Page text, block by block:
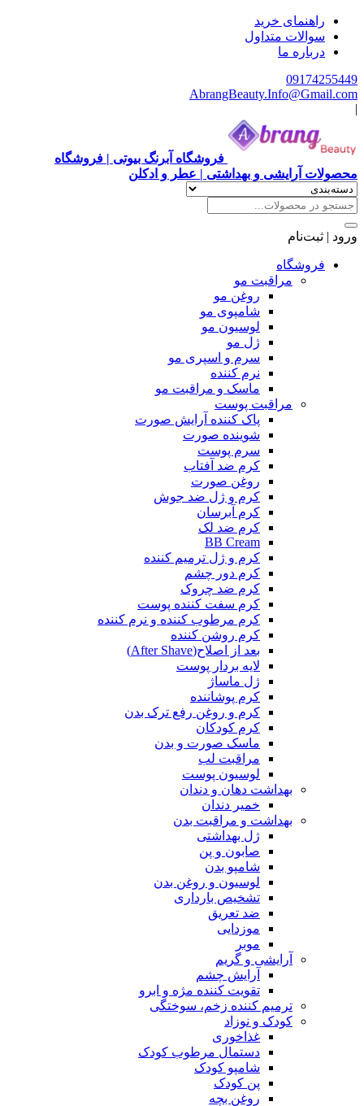
راهنمای خرید
سوالات متداول
درباره ما
09174255449
AbrangBeauty.Info@Gmail.com
|
فروشگاه آبرنگ بیوتی | فروشگاه
محصولات آرایشی و بهداشتی | عطر و ادکلن
ورود | ثبت‌نام
فروشگاه
مراقبت مو
روغن مو
شامپوی مو
لوسیون مو
ژل مو
سرم و اسپری مو
نرم کننده
ماسک و مراقبت مو
مراقبت پوست
پاک کننده آرایش صورت
شوینده صورت
سرم پوست
کرم ضد آفتاب
روغن صورت
کرم و ژل ضد جوش
کرم آبرسان
کرم ضد لک
BB Cream
کرم و ژل ترمیم کننده
کرم دور چشم
کرم ضد چروک
کرم سفت کننده پوست
کرم مرطوب کننده و نرم کننده
کرم روشن کننده
بعد از اصلاح(After Shave)
لایه بردار پوست
ژل ماساژ
کرم پوشاننده
کرم و روغن رفع ترک بدن
کرم کودکان
ماسک صورت و بدن
مراقبت لب
لوسیون پوست
بهداشت دهان و دندان
خمیر دندان
بهداشت و مراقبت بدن
ژل بهداشتی
صابون و پن
شامپو بدن
لوسیون و روغن بدن
تشخیص بارداری
ضد تعریق
موزدایی
موبر
آرایشی و گریم
آرایش چشم
تقویت کننده مژه و ابرو
ترمیم کننده زخم، سوختگی
کودک و نوزاد
غذاخوری
دستمال مرطوب کودک
شامپو کودک
پن کودک
روغن بچه